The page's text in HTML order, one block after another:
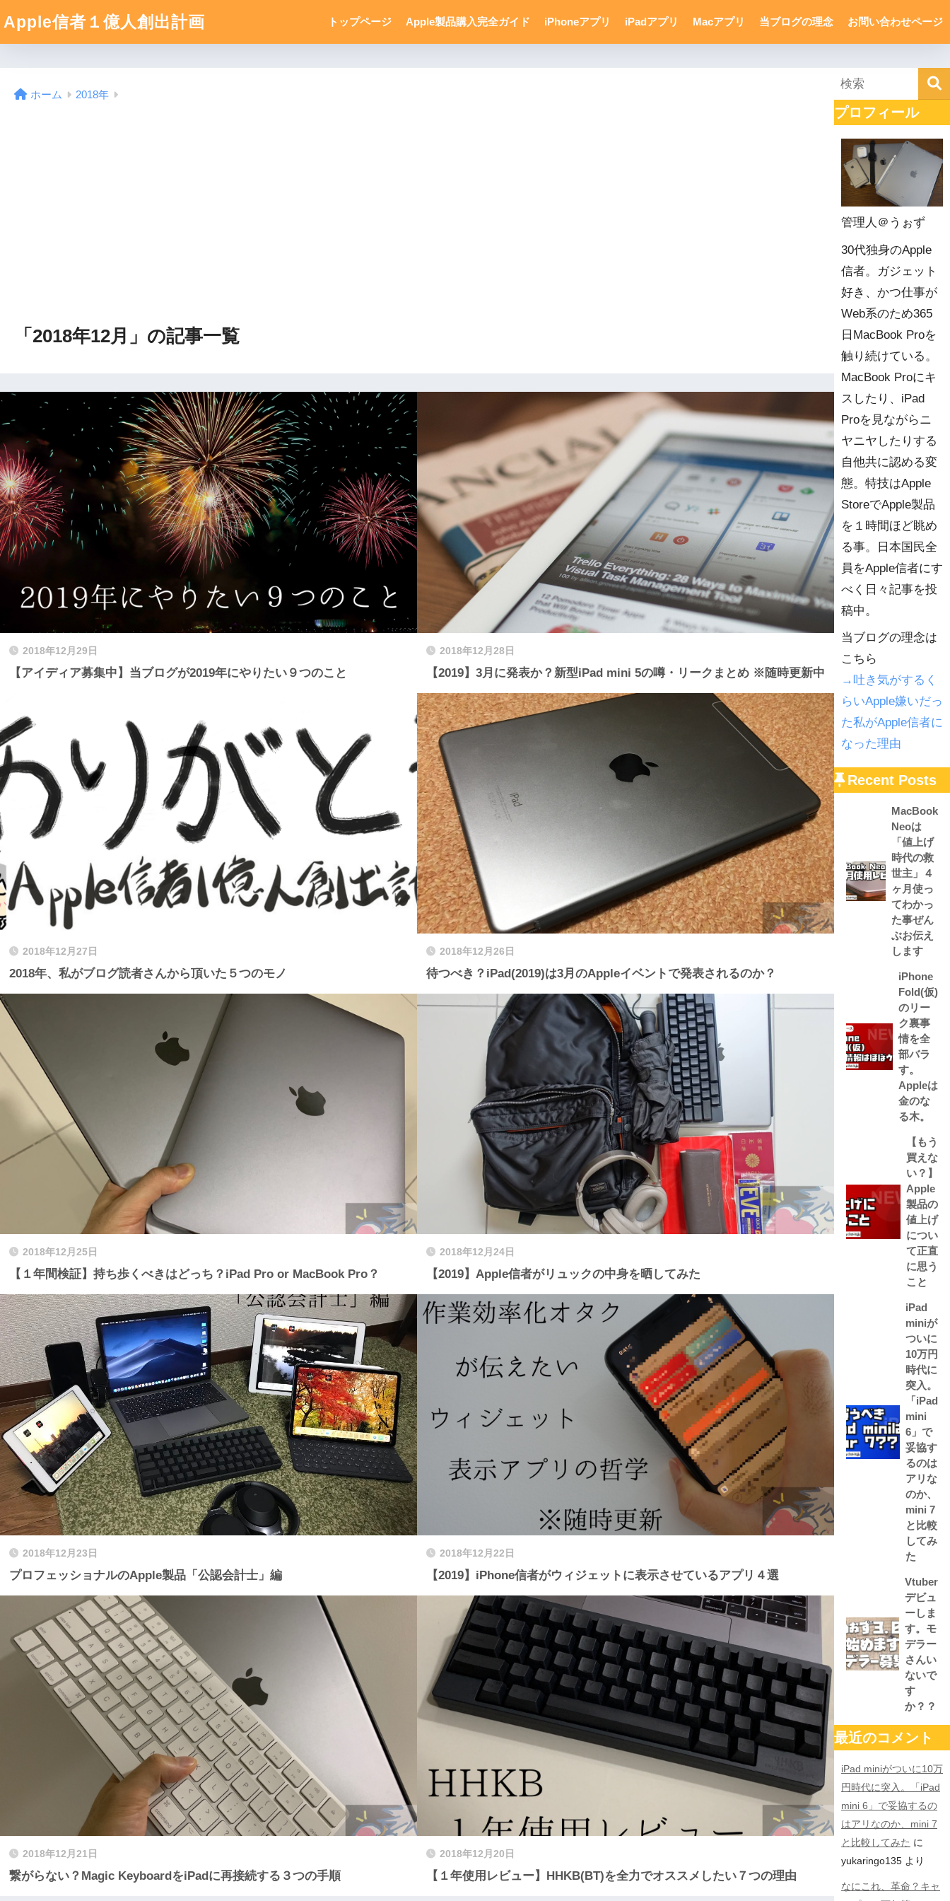
Apple信者１億人創出計画 トップページ Apple製品購入完全ガイド iPhoneアプリ iPadアプリ Macアプリ 当ブログの理念 お問い合わせページ
ホーム 2018年
「2018年12月」の記事一覧
2018年12月29日
【アイディア募集中】当ブログが2019年にやりたい９つのこと
2018年12月28日
【2019】3月に発表か？新型iPad mini 5の噂・リークまとめ ※随時更新中
2018年12月27日
2018年、私がブログ読者さんから頂いた５つのモノ
2018年12月26日
待つべき？iPad(2019)は3月のAppleイベントで発表されるのか？
2018年12月25日
【１年間検証】持ち歩くべきはどっち？iPad Pro or MacBook Pro？
2018年12月24日
【2019】Apple信者がリュックの中身を晒してみた
2018年12月23日
プロフェッショナルのApple製品「公認会計士」編
2018年12月22日
【2019】iPhone信者がウィジェットに表示させているアプリ４選
2018年12月21日
繋がらない？Magic KeyboardをiPadに再接続する３つの手順
2018年12月20日
【１年使用レビュー】HHKB(BT)を全力でオススメしたい７つの理由
プロフィール
管理人＠うぉず
30代独身のApple
信者。ガジェット
好き、かつ仕事が
Web系のため365
日MacBook Proを
触り続けている。
MacBook Proにキ
スしたり、iPad
Proを見ながらニ
ヤニヤしたりする
自他共に認める変
態。特技はApple
StoreでApple製品
を１時間ほど眺め
る事。日本国民全
員をApple信者にす
べく日々記事を投
稿中。
当ブログの理念は
こちら
→吐き気がするく
らいApple嫌いだっ
た私がApple信者に
なった理由
Recent Posts
MacBook
Neoは
「値上げ
時代の救
世主」４
ヶ月使っ
てわかっ
た事ぜん
ぶお伝え
します
iPhone
Fold(仮)
のリー
ク裏事
情を全
部バラ
す。
Appleは
金のな
る木。
【もう
買えな
い？】
Apple
製品の
値上げ
につい
て正直
に思う
こと
iPad
miniが
ついに
10万円
時代に
突入。
「iPad
mini
6」で
妥協す
るのは
アリな
のか、
mini 7
と比較
してみ
た
Vtuber
デビュ
ーしま
す。モ
デラー
さんい
ないで
す
か？？
最近のコメント
iPad miniがついに10万
円時代に突入。「iPad
mini 6」で妥協するの
はアリなのか、mini 7
と比較してみた に
yukaringo135 より
なにこれ、革命？キャ